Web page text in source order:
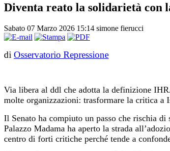
Diventa reato la solidarietà con
Sabato 07 Marzo 2026 15:14 simone fierucci
di Osservatorio Repressione
Via libera al ddl che adotta la definizione
molte organizzazioni: trasformare la critica a
Il Senato ha compiuto un passo che rischia
Palazzo Madama ha aperto la strada
centro di forti critiche perché tende a